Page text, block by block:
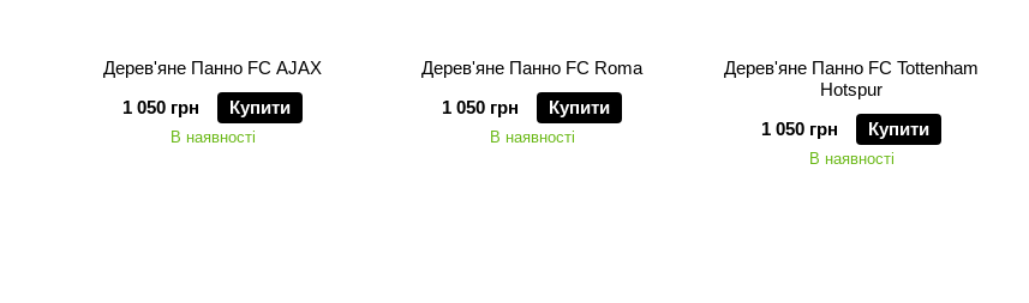
Дерев'яне Панно FC AJAX
1 050 грн
Купити
В наявності
Дерев'яне Панно FC Roma
1 050 грн
Купити
В наявності
Дерев'яне Панно FC Tottenham
Hotspur
1 050 грн
Купити
В наявності